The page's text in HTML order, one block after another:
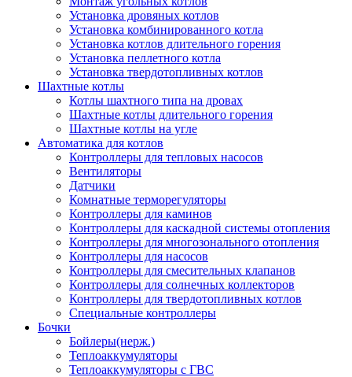
Установка дровяных котлов
Установка комбинированного котла
Установка котлов длительного горения
Установка пеллетного котла
Установка твердотопливных котлов
Шахтные котлы
Котлы шахтного типа на дровах
Шахтные котлы длительного горения
Шахтные котлы на угле
Автоматика для котлов
Контроллеры для тепловых насосов
Вентиляторы
Датчики
Комнатные терморегуляторы
Контроллеры для каминов
Контроллеры для каскадной системы отопления
Контроллеры для многозонального отопления
Контроллеры для насосов
Контроллеры для смесительных клапанов
Контроллеры для солнечных коллекторов
Контроллеры для твердотопливных котлов
Специальные контроллеры
Бочки
Бойлеры(нерж.)
Теплоаккумуляторы
Теплоаккумуляторы с ГВС